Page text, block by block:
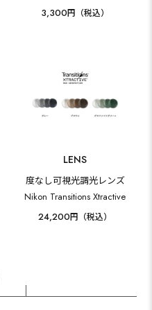
3,300円（税込）
LENS
度なし可視光調光レンズ
Nikon Transitions Xtractive
24,200円（税込）